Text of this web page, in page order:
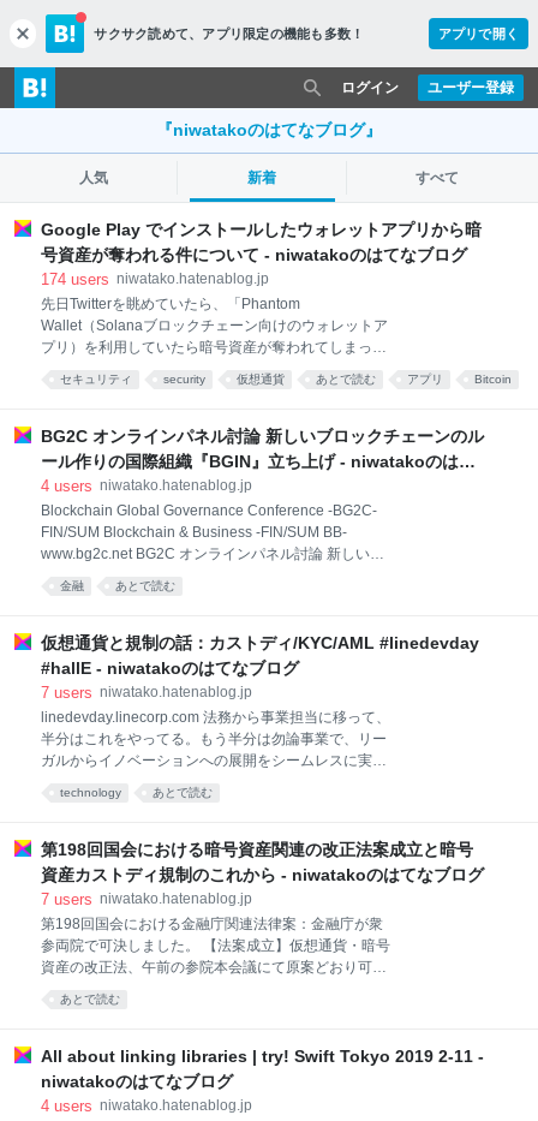
c
l
o
s
サクサク読めて、 アプリ限定の機能も多数！ アプリで開く
ユーザー登録
ログイン
『niwatakoのはてなブログ』
人気 新着 すべて
Google Play でインストールしたウォレットアプリから暗
号資産が奪われる件について - niwatakoのはてなブログ
174 users niwatako.hatenablog.jp
先日Twitterを眺めていたら、「Phantom
Wallet（Solanaブロックチェーン向けのウォレットア
プリ）を利用していたら暗号資産が奪われてしまっ
た」という話を見かた。 その件について実態を調査し
たので書き留めておく。 先に書いておくと、 Google
ウォレットにも暗号資産を詐取されるものが存在しま
す。 Salanaユーザー以外も気をつけてください。た
だ、 Solanaはモバイルに対応した正規のウォレットが
をインストールしてしまいやすい 状況にありそうで
す。 Google Play でPhantom Walletの不正な（偽の）
モバイルウォレットアプリが配布されている Solanaブ
ロックチェーンに対応したウォレットとして一定の知
セキュリティ security 仮想通貨 あとで読む アプリ Bitcoin
BG2C オンラインパネル討論 新しいブロックチェーンのル
ール作りの国際組織『BGIN』立ち上げ - niwatakoのはて
なブログ
4 users niwatako.hatenablog.jp
Blockchain Global Governance Conference -BG2C-
FIN/SUM Blockchain & Business -FIN/SUM BB-
www.bg2c.net BG2C オンラインパネル討論 新しいブ
ロックチェーンのルール作りの国際組織『BGIN』立ち
上げ BG2C、FIN/SUM BBでは、3月10日に、ブロック
Blockchain Governance Initiative Network（BGIN）=
読みはビギン= の立ち上げと、その設立や今後のあ
り方について討論したパネル討論を、インターネット
Governance Conference、略して、BG2Cへようこ
そ。 まず残念なことに、新型コロナウイルス、COVIT-
19の発生によりカ
金融 あとで読む
仮想通貨と規制の話：カストディ/KYC/AML #linedevday
#hallE - niwatakoのはてなブログ
7 users niwatako.hatenablog.jp
linedevday.linecorp.com 法務から事業担当に移って、
半分はこれをやってる。もう半分は勿論事業で、リー
ガルからイノベーションへの展開をシームレスに実現
して行きたいと思っています。という一旦を20日の
LINE DevDayで話す予定です。https://t.co/erc8S00DLl
November 17, 2019 speakerdeck.com 仮想通貨と規制
の話：カストディ/KYC/AMLの話をします。 この中で
仮想通貨を聞いたことがない人はいないと思う 規制に
はないですね 新しいテクノロジーであるブロックチェ
ーンに今日は規制というフィルターを掛けて新しい世
界をご紹介できるのではないかと思います。 テクノロ
ジーと規制はどのような関係にあるでしょ
technology あとで読む
第198回国会における暗号資産関連の改正法案成立と暗号
資産カストディ規制のこれから - niwatakoのはてなブログ
7 users niwatako.hatenablog.jp
第198回国会における金融庁関連法律案：金融庁が衆
参両院で可決しました。 【法案成立】仮想通貨・暗号
資産の改正法、午前の参院本会議にて原案どおり可決
され、成立。資金決済法、金商法などを改正するも
の。施行タイミングはこれから決まりますが、成立か
府令改正など、まだやること沢山。任期満了まで引き
続き頑張ります！ pic.twitter.com/kTG7WG2l9V— 弁護
士 増田 雅史 (@m_masuda) 2019年5月31日 今後1年
あとで読む
All about linking libraries | try! Swift Tokyo 2019 2-11 -
niwatakoのはてなブログ
4 users niwatako.hatenablog.jp